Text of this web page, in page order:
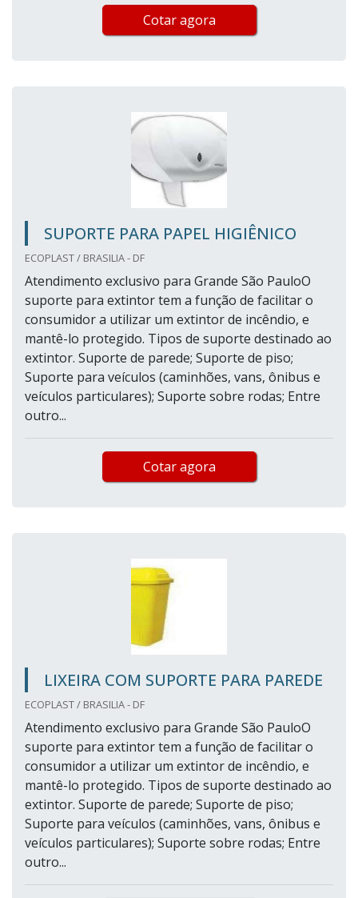
Cotar agora
SUPORTE PARA PAPEL HIGIÊNICO
ECOPLAST / BRASILIA - DF
Atendimento exclusivo para Grande São PauloO
suporte para extintor tem a função de facilitar o
consumidor a utilizar um extintor de incêndio, e
mantê-lo protegido. Tipos de suporte destinado ao
extintor. Suporte de parede; Suporte de piso;
Suporte para veículos (caminhões, vans, ônibus e
veículos particulares); Suporte sobre rodas; Entre
outro...
Cotar agora
LIXEIRA COM SUPORTE PARA PAREDE
ECOPLAST / BRASILIA - DF
Atendimento exclusivo para Grande São PauloO
suporte para extintor tem a função de facilitar o
consumidor a utilizar um extintor de incêndio, e
mantê-lo protegido. Tipos de suporte destinado ao
extintor. Suporte de parede; Suporte de piso;
Suporte para veículos (caminhões, vans, ônibus e
veículos particulares); Suporte sobre rodas; Entre
outro...